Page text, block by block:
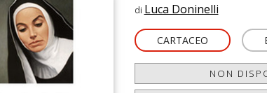
di Luca Doninelli
CARTACEO
NON